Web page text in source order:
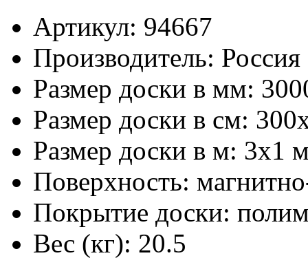
Артикул: 94667
Производитель: Россия
Размер доски в мм:
Размер доски в см:
Размер доски в м: 3х1
Поверхность:
Покрытие доски:
Вес (кг): 20.5